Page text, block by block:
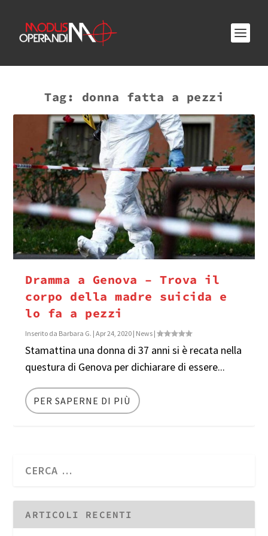
Tag: donna fatta a pezzi
Dramma a Genova – Trova il
corpo della madre suicida e
lo fa a pezzi
Inserito da Barbara G. |Apr 24, 2020 | News |
Stamattina una donna di 37 anni si è recata nella
questura di Genova per dichiarare di essere...
PER SAPERNE DI PIÙ
ARTICOLI RECENTI